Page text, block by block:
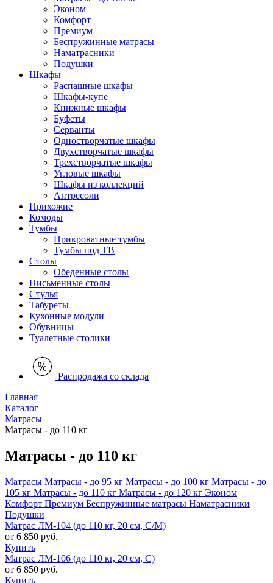
Эконом
Комфорт
Премиум
Беспружинные матрасы
Наматрасники
Подушки
Шкафы
Распашные шкафы
Шкафы-купе
Книжные шкафы
Буфеты
Серванты
Одностворчатые шкафы
Двухстворчатые шкафы
Трехстворчатые шкафы
Угловые шкафы
Шкафы из коллекций
Антресоли
Прихожие
Комоды
Тумбы
Прикроватные тумбы
Тумбы под ТВ
Столы
Обеденные столы
Письменные столы
Стулья
Табуреты
Кухонные модули
Обувницы
Туалетные столики
Распродажа со склада
Главная
Каталог
Матрасы
Матрасы - до 110 кг
Матрасы - до 110 кг
Матрасы Матрасы - до 95 кг Матрасы - до 100 кг Матрасы - до
105 кг Матрасы - до 110 кг Матрасы - до 120 кг Эконом
Комфорт Премиум Беспружинные матрасы Наматрасники
Подушки
Матрас ЛМ-104 (до 110 кг, 20 см, С/М)
от 6 850 руб.
Купить
Матрас ЛМ-106 (до 110 кг, 20 см, С)
от 6 850 руб.
Купить